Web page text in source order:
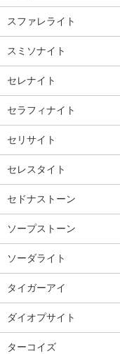
スファレライト
スミソナイト
セレナイト
セラフィナイト
セリサイト
セレスタイト
セドナストーン
ソープストーン
ソーダライト
タイガーアイ
ダイオプサイト
ターコイズ